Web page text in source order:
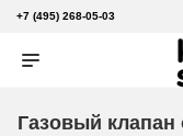
+7 (495) 268-05-03
Газовый